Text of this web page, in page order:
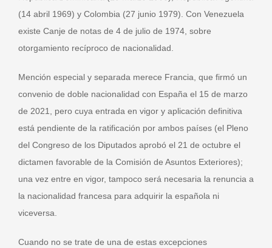
(14 abril 1969) y Colombia (27 junio 1979). Con Venezuela
existe Canje de notas de 4 de julio de 1974, sobre
otorgamiento recíproco de nacionalidad.
Mención especial y separada merece Francia, que firmó un
convenio de doble nacionalidad con España el 15 de marzo
de 2021, pero cuya entrada en vigor y aplicación definitiva
está pendiente de la ratificación por ambos países (el Pleno
del Congreso de los Diputados aprobó el 21 de octubre el
dictamen favorable de la Comisión de Asuntos Exteriores);
una vez entre en vigor, tampoco será necesaria la renuncia a
la nacionalidad francesa para adquirir la española ni
viceversa.
Cuando no se trate de una de estas excepciones